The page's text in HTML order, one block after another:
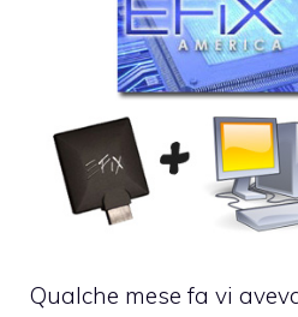
Qualche mese fa vi